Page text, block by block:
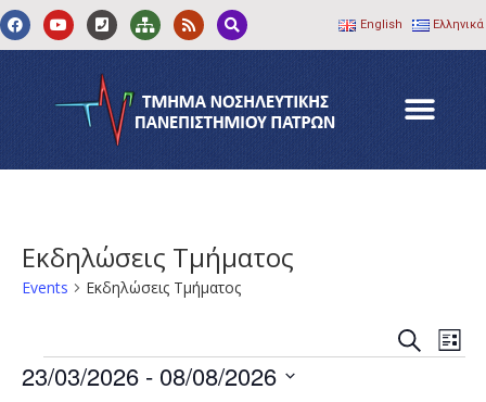
English Ελληνικά
Εκδηλώσεις Τμήματος
Events Εκδηλώσεις Τμήματος
SearchList
23/03/2026 - 08/08/2026